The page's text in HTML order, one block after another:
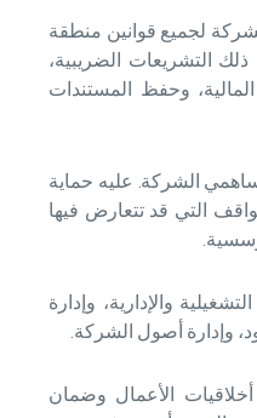
لجميع قوانين منطقة
التشريعات الضريبية،
وحفظ المستندات
الشركة. عليه حماية
التي قد تتعارض فيها
والإدارية، وإدارة
وإدارة أصول الشركة.
أخلاقيات الأعمال وضمان